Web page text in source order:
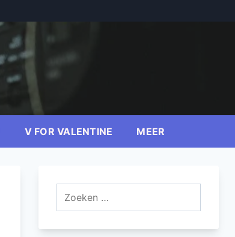
V FOR VALENTINE MEER